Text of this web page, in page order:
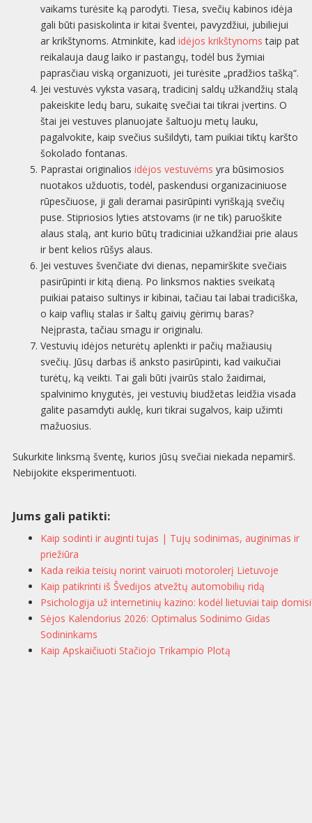
vaikams turėsite ką parodyti. Tiesa, svečių kabinos idėja
gali būti pasiskolinta ir kitai šventei, pavyzdžiui, jubiliejui
ar krikštynoms. Atminkite, kad idėjos krikštynoms taip pat
reikalauja daug laiko ir pastangų, todėl bus žymiai
paprasčiau viską organizuoti, jei turėsite „pradžios tašką“.
Jei vestuvės vyksta vasarą, tradicinį saldų užkandžių stalą
pakeiskite ledų baru, sukaitę svečiai tai tikrai įvertins. O
štai jei vestuves planuojate šaltuoju metų lauku,
pagalvokite, kaip svečius sušildyti, tam puikiai tiktų karšto
šokolado fontanas.
Paprastai originalios idėjos vestuvėms yra būsimosios
nuotakos užduotis, todėl, paskendusi organizaciniuose
rūpesčiuose, ji gali deramai pasirūpinti vyriškąją svečių
puse. Stipriosios lyties atstovams (ir ne tik) paruoškite
alaus stalą, ant kurio būtų tradiciniai užkandžiai prie alaus
ir bent kelios rūšys alaus.
Jei vestuves švenčiate dvi dienas, nepamirškite svečiais
pasirūpinti ir kitą dieną. Po linksmos nakties sveikatą
puikiai pataiso sultinys ir kibinai, tačiau tai labai tradiciška,
o kaip vaflių stalas ir šaltų gaivių gėrimų baras?
Neįprasta, tačiau smagu ir originalu.
Vestuvių idėjos neturėtų aplenkti ir pačių mažiausių
svečių. Jūsų darbas iš anksto pasirūpinti, kad vaikučiai
turėtų, ką veikti. Tai gali būti įvairūs stalo žaidimai,
spalvinimo knygutės, jei vestuvių biudžetas leidžia visada
galite pasamdyti auklę, kuri tikrai sugalvos, kaip užimti
mažuosius.
Sukurkite linksmą šventę, kurios jūsų svečiai niekada nepamirš.
Nebijokite eksperimentuoti.
Jums gali patikti:
Kaip sodinti ir auginti tujas | Tujų sodinimas, auginimas ir
priežiūra
Kada reikia teisių norint vairuoti motorolerį Lietuvoje
Kaip patikrinti iš Švedijos atvežtų automobilių ridą
Psichologija už internetinių kazino: kodėl lietuviai taip
Sėjos Kalendorius 2026: Optimalus Sodinimo Gidas
Sodininkams
Kaip Apskaičiuoti Stačiojo Trikampio Plotą